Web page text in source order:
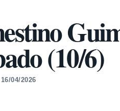
(10/6)
16/04/2026